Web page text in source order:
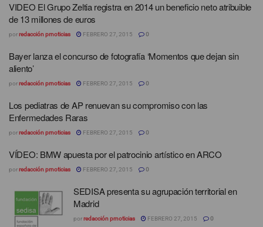
VIDEO El Grupo Zeltia registra en 2014 un beneficio neto atribuible
de 13 millones de euros
porredacción prnoticias FEBRERO 27, 2015 0
Bayer lanza el concurso de fotografía ‘Momentos que dejan sin
aliento’
porredacción prnoticias FEBRERO 27, 2015 0
Los pediatras de AP renuevan su compromiso con las
Enfermedades Raras
porredacción prnoticias FEBRERO 27, 2015 0
VÍDEO: BMW apuesta por el patrocinio artístico en ARCO
porredacción prnoticias FEBRERO 27, 2015 0
SEDISA presenta su agrupación territorial en
Madrid
porredacción prnoticias FEBRERO 27, 2015 0